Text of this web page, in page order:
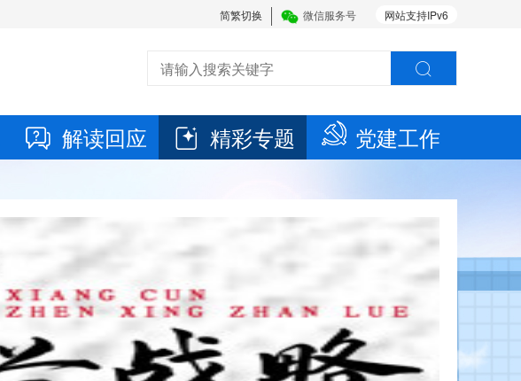
网站支持IPv6
简繁切换 微信服务号
解读回应 精彩专题 党建工作